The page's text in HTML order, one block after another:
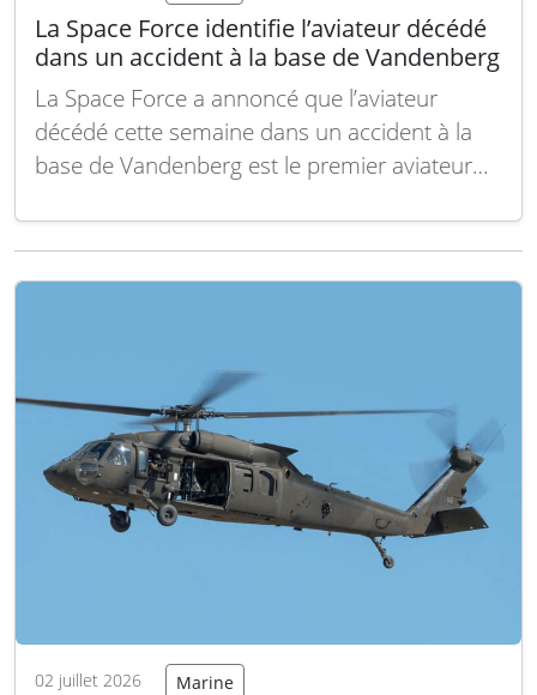
La Space Force identifie l’aviateur décédé
dans un accident à la base de Vandenberg
La Space Force a annoncé que l’aviateur
décédé cette semaine dans un accident à la
base de Vandenberg est le premier aviateur
sein de la section des chaussées et
02 juillet 2026 Marine